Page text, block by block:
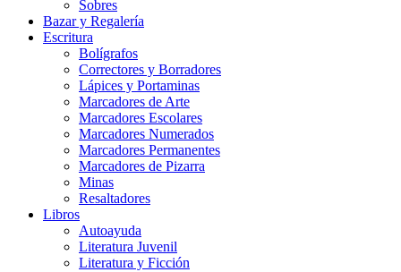
Sobres
Bazar y Regalería
Escritura
Bolígrafos
Correctores y Borradores
Lápices y Portaminas
Marcadores de Arte
Marcadores Escolares
Marcadores Numerados
Marcadores Permanentes
Marcadores de Pizarra
Minas
Resaltadores
Libros
Autoayuda
Literatura Juvenil
Literatura y Ficción